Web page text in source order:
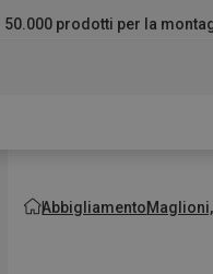
50.000 prodotti per la
Abbigliamento